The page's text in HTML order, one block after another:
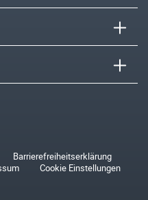
Barrierefreiheitserklärung
Cookie Einstellungen